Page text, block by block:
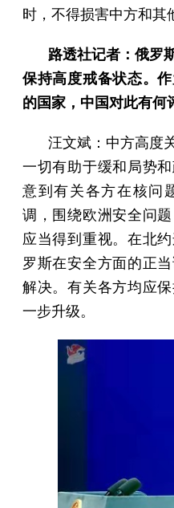
时，不得损害中方和其
路透社记者：俄罗
保持高度戒备状态。
的国家，中国对此有何
汪文斌：中方高度
一切有助于缓和局势
意到有关各方在核问
调，围绕欧洲安全问
应当得到重视。在北
罗斯在安全方面的正
解决。有关各方均应
一步升级。